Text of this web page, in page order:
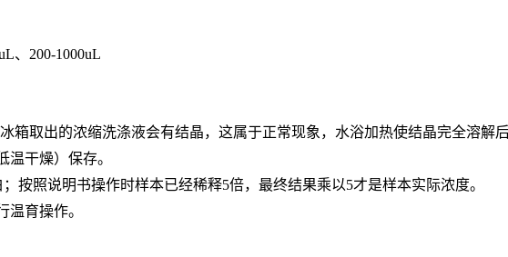
、200-1000uL
箱取出的浓缩洗涤液会有结晶，这属于正常现象，水浴加热使结晶完全溶解后
干燥）保存。
按照说明书操作时样本已经稀释5倍，最终结果乘以5才是样本实际浓度。
育操作。